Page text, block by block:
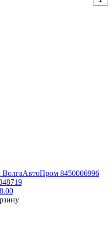
ВолгаАвтоПром 8450006996